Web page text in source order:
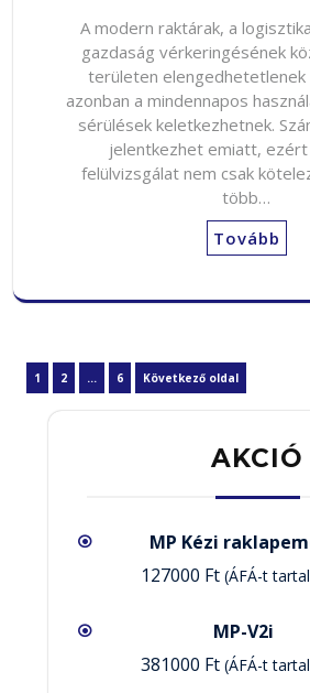
A modern raktárak, a
gazdaság vérkeringésének
területen elengedhetetlenek
azonban a mindennapos
sérülések keletkezhetnek.
jelentkezhet emiatt, ezért
felülvizsgálat nem csak
több…
Tovább
Bejegyzések
lapozása
Page
1 Page
2 … Page
6 Következő oldal
AKCIÓ
MP Kézi
127000 Ft (ÁFÁ-t
MP-V2i
381000 Ft (ÁFÁ-t